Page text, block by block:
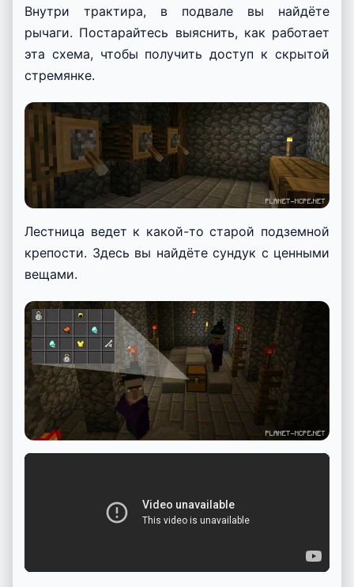
Внутри трактира, в подвале вы найдёте
рычаги. Постарайтесь выяснить, как работает
эта схема, чтобы получить доступ к скрытой
стремянке.
Лестница ведет к какой-то старой подземной
крепости. Здесь вы найдёте сундук с ценными
вещами.